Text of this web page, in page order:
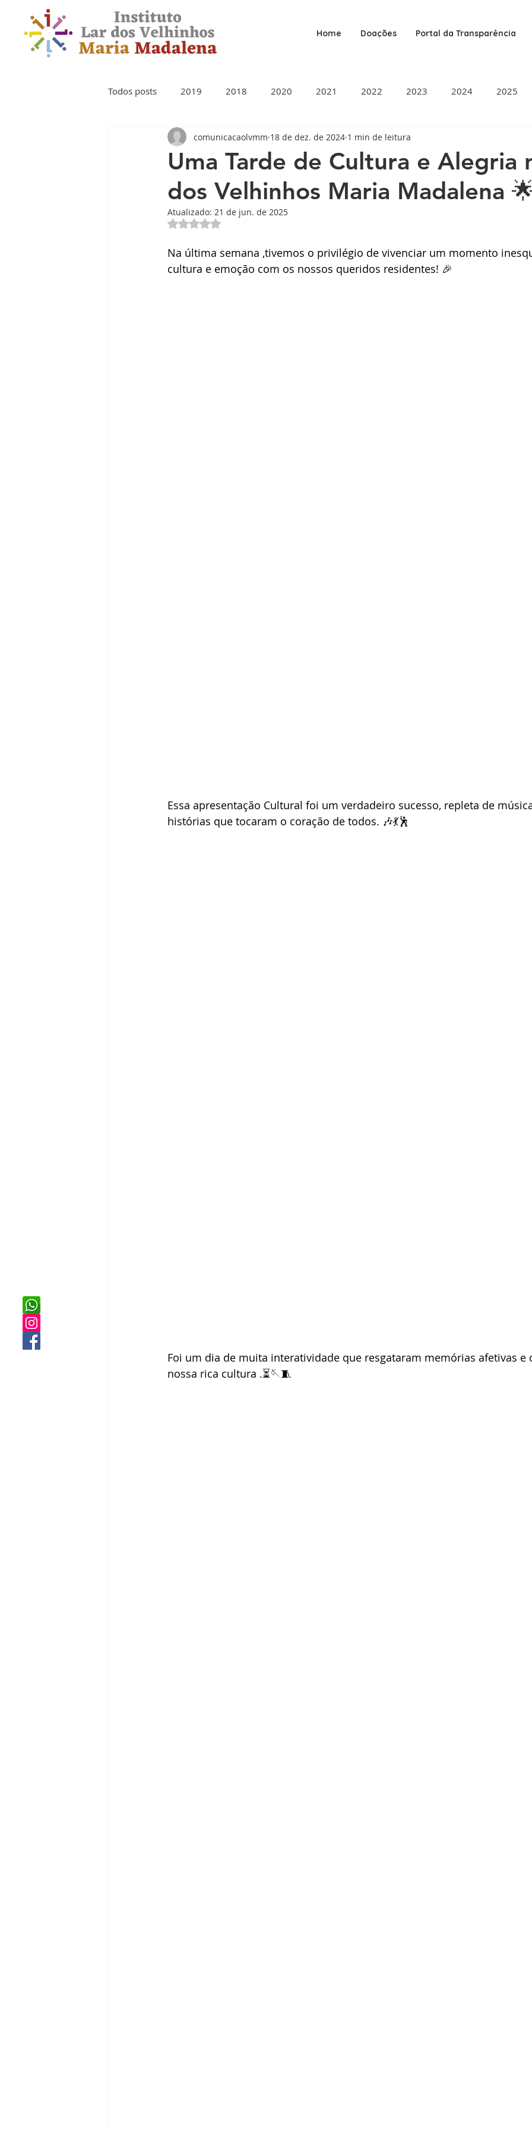
Home Doações Portal da Transparência
Todos posts 2019 2018 2020 2021 2022 2023 2024 2025
Uma Tarde de Cultura e Alegria
dos Velhinhos Maria Madalena
comunicacaolvmm 18 de dez. de 2024 1 min de leitura
Atualizado: 21 de jun. de 2025
Avaliado com NaN de 5 estrelas.
Na última semana ,tivemos o privilégio de vivenciar um momento
cultura e emoção com os nossos queridos residentes! 🎉
Essa apresentação Cultural foi um verdadeiro sucesso, repleta de
histórias que tocaram o coração de todos. 🎶💃🕺
Foi um dia de muita interatividade que resgataram memórias afetivas e
nossa rica cultura .⏳🪡🧵